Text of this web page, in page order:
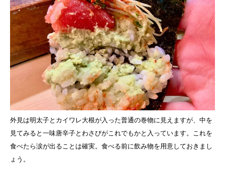
外見は明太子とカイワレ大根が入った普通の巻物に見えますが、中を
見てみると一味唐辛子とわさびがこれでもかと入っています。これを
食べたら涙が出ることは確実。食べる前に飲み物を用意しておきまし
ょう。